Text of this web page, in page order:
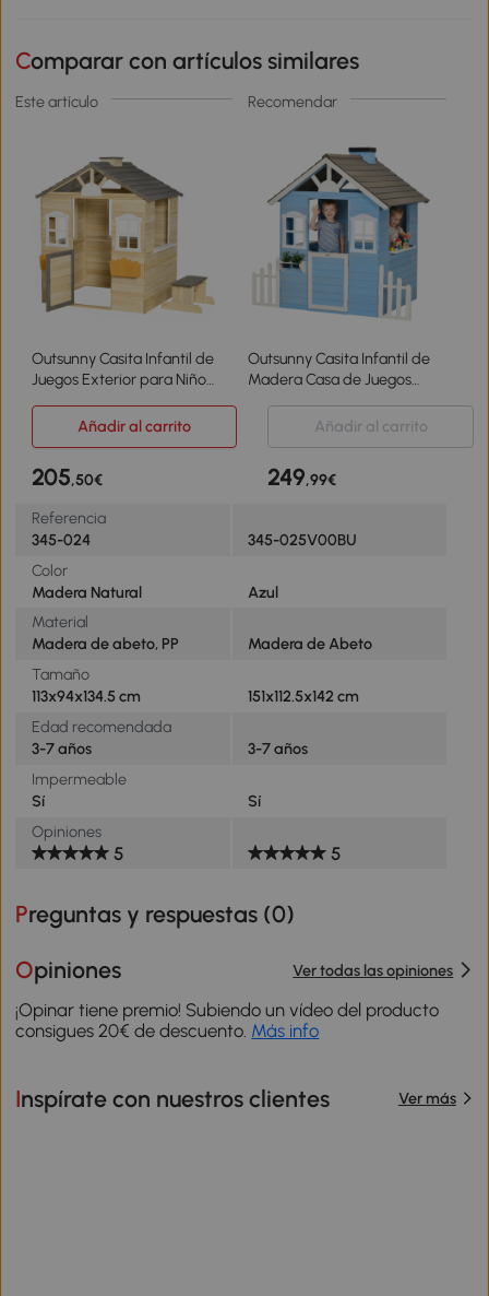
Comparar con artículos similares
Este artículo Recomendar
Outsunny Casita Infantil de
Juegos Exterior para Niños
2 Jardineras y 1 Banco
113x94x134,5 cm Natural
Outsunny Casita Infantil de
Madera Casa de Juegos
Años 51x112,5x142 cm Azul
Añadir al carrito Añadir al carrito
205,50€ 249,99€
Referencia
345-024
345-025V00BU
Color
Madera Natural
Azul
Material
Madera de abeto, PP
Madera de Abeto
Tamaño
113x94x134.5 cm
151x112.5x142 cm
Edad recomendada
3-7 años
3-7 años
Impermeable
Sí
Sí
Opiniones
5 5
Preguntas y respuestas (0)
Opiniones Ver todas las opiniones
¡Opinar tiene premio! Subiendo un vídeo del producto
consigues 20€ de descuento. Más info
Inspírate con nuestros clientes Ver más